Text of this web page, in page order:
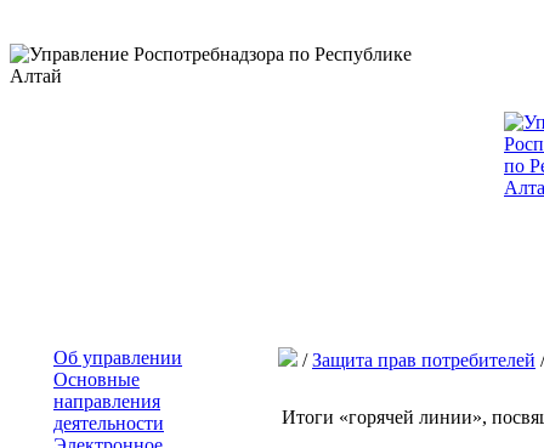
Об управлении
Основные
направления
деятельности
/Защита прав потребителей
Итоги «горячей линии»,